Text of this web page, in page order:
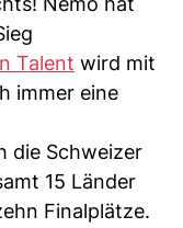
Talent wird mit
immer eine
die Schweizer
15 Länder
Finalplätze.